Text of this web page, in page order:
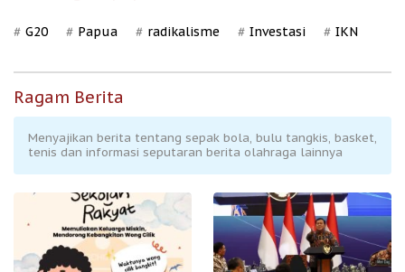
G20 Papua radikalisme Investasi IKN
Ragam Berita
Menyajikan berita tentang sepak bola, bulu tangkis, basket,
tenis dan informasi seputaran berita olahraga lainnya